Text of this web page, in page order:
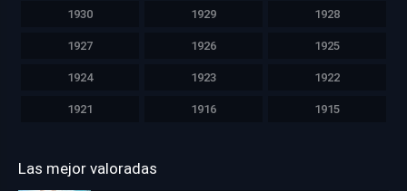
1930 1929 1928
1927 1926 1925
1924 1923 1922
1921 1916 1915
Las mejor valoradas